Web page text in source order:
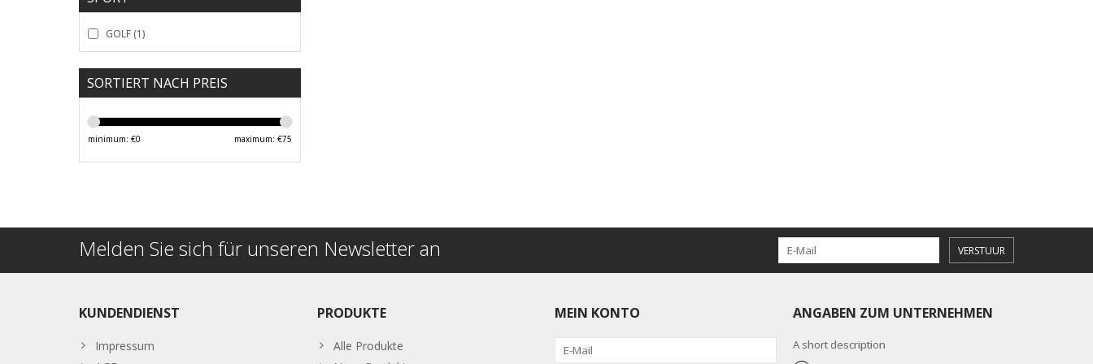
GOLF (1)
SORTIERT NACH PREIS
minimum: €0 maximum: €75
Melden Sie sich für unseren Newsletter an VERSTUUR
KUNDENDIENST
Impressum
PRODUKTE
Alle Produkte
MEIN KONTO ANGABEN ZUM UNTERNEHMEN
A short description